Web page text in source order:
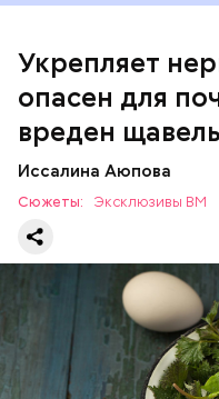
Укрепляет
опасен для
вреден щавель
Иссалина Аюпова
Сюжеты: Эксклюзивы ВМ
— Если человек уже
болезнью, щавель ему
артрите, гастрите,
раздраженного
продукт тоже лучше
предупредила врач.
повышению
слизистые оболочки.